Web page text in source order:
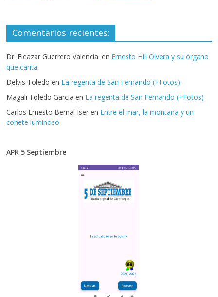
Comentarios recientes:
Dr. Eleazar Guerrero Valencia. en Ernesto Hill Olvera y su órgano
que canta
Delvis Toledo en La regenta de San Fernando (+Fotos)
Magali Toledo Garcia en La regenta de San Fernando (+Fotos)
Carlos Ernesto Bernal Iser en Entre el mar, la montaña y un
cohete luminoso
APK 5 Septiembre